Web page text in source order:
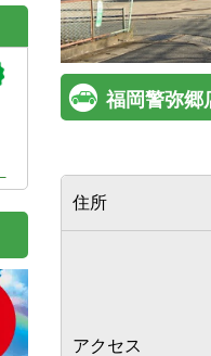
福岡警弥郷
住所
アクセス